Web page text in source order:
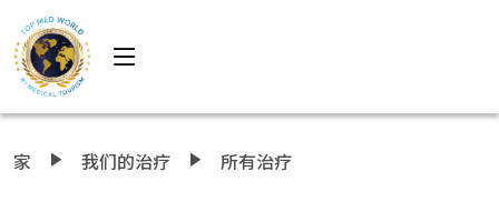
家 我们的治疗 所有治疗